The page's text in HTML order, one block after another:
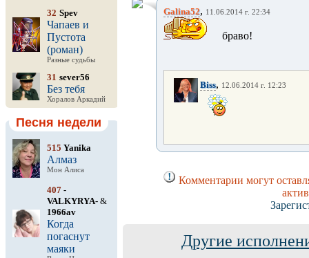
32 Spev
Чапаев и
Пустота
(роман)
Разные судьбы
31 sever56
Без тебя
Хоралов Аркадий
Песня недели
515 Yanika
Алмаз
Мон Алиса
407 -
VALKYRYA- &
1966av
Когда
погаснут
маяки
Galina52, 11.06.2014 г. 22:34
браво!
Biss, 12.06.2014 г. 12:23
Комментарии могут
Другие